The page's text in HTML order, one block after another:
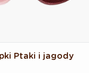
Ptaki i jagody